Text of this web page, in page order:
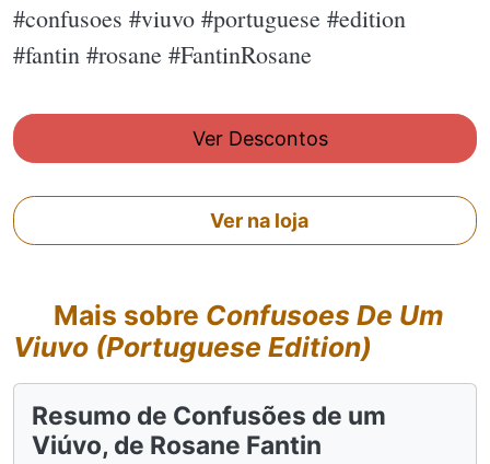
#confusoes #viuvo #portuguese #edition
#fantin #rosane #FantinRosane
Ver Descontos
Ver na loja
Mais sobre Confusoes De Um
Viuvo (Portuguese Edition)
Resumo de Confusões de um
Viúvo, de Rosane Fantin